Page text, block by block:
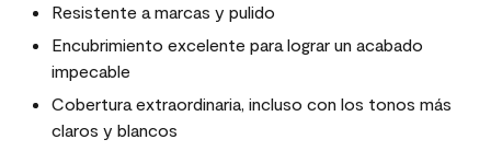
Resistente a marcas y pulido
Encubrimiento excelente para lograr un acabado
impecable
Cobertura extraordinaria, incluso con los tonos más
claros y blancos